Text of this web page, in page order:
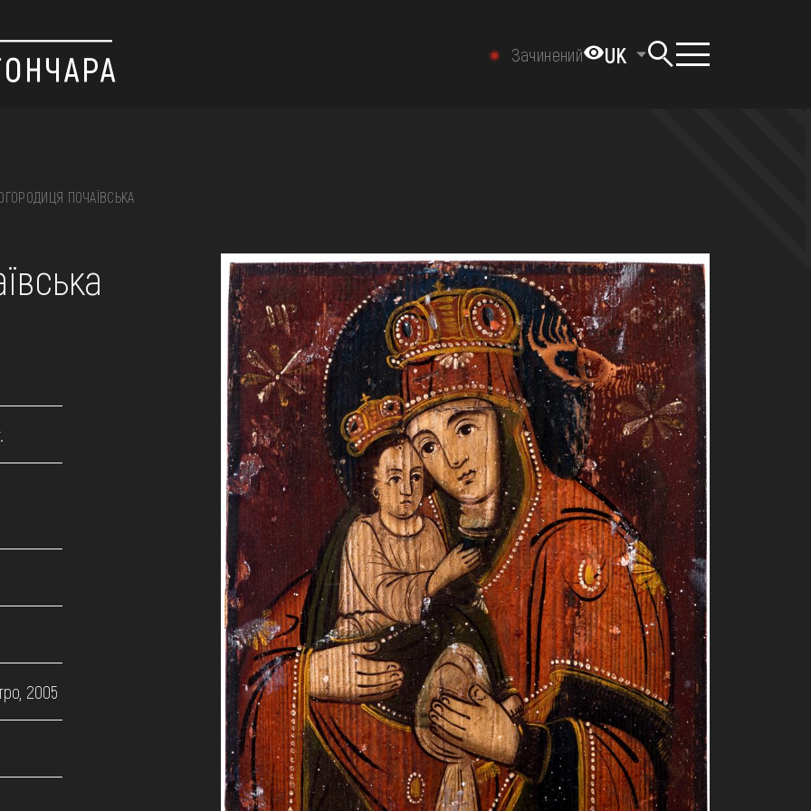
Зачинений UK
ПОЧАЇВСЬКА
2005